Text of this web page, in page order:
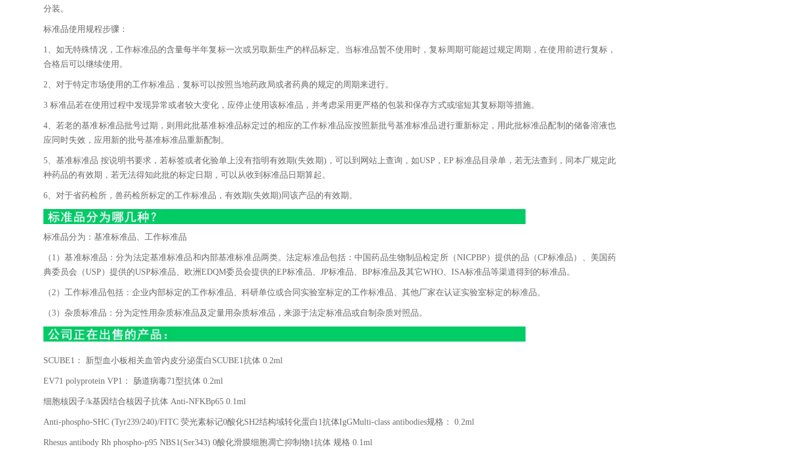
分装。
标准品使用规程步骤：
1、如无特殊情况，工作标准品的含量每半年复标一次或另取新生产的样品标定。当标准品暂不使用时，复标周期可能超过规定周期，在使用前进行复标，
合格后可以继续使用。
2、对于特定市场使用的工作标准品，复标可以按照当地药政局或者药典的规定的周期来进行。
3 标准品若在使用过程中发现异常或者较大变化，应停止使用该标准品，并考虑采用更严格的包装和保存方式或缩短其复标期等措施。
4、若老的基准标准品批号过期，则用此批基准标准品标定过的相应的工作标准品应按照新批号基准标准品进行重新标定，用此批标准品配制的储备溶液也
应同时失效，应用新的批号基准标准品重新配制。
5、基准标准品 按说明书要求，若标签或者化验单上没有指明有效期(失效期)，可以到网站上查询，如USP，EP 标准品目录单，若无法查到，同本厂规定此
种药品的有效期，若无法得知此批的标定日期，可以从收到标准品日期算起。
6、对于省药检所，兽药检所标定的工作标准品，有效期(失效期)同该产品的有效期。
标准品分为：基准标准品、工作标准品
（1）基准标准品：分为法定基准标准品和内部基准标准品两类。法定标准品包括：中国药品生物制品检定所（NICPBP）提供的品（CP标准品）、美国药
典委员会（USP）提供的USP标准品、欧洲EDQM委员会提供的EP标准品、JP标准品、BP标准品及其它WHO、ISA标准品等渠道得到的标准品。
（2）工作标准品包括：企业内部标定的工作标准品、科研单位或合同实验室标定的工作标准品、其他厂家在认证实验室标定的标准品。
（3）杂质标准品：分为定性用杂质标准品及定量用杂质标准品，来源于法定标准品或自制杂质对照品。
SCUBE1 ： 新型血小板相关血管内皮分泌蛋白 SCUBE1抗体 0.2ml
EV71 polyprotein VP1 ： 肠道病毒71型抗体 0.2ml
细胞核因子/k基因结合核因子抗体 Anti-NFKBp65 0.1ml
Anti-phospho-SHC (Tyr239/240)/FITC 荧光素标记0酸化SH2结构域转化蛋白 1抗体IgGMulti-class antibodies规格： 0.2ml
Rhesus antibody Rh phospho-p95 NBS1(Ser343) 0酸化滑膜细胞凋亡抑制物1抗体 规格 0.1ml